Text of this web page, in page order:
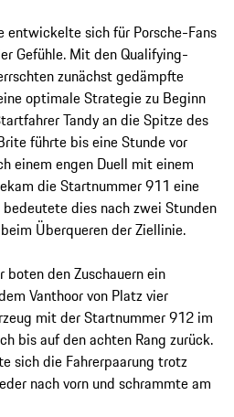
entwickelte sich für Porsche-Fans
Gefühle. Mit den Qualifying-
zunächst gedämpfte
optimale Strategie zu Beginn
Tandy an die Spitze des
führte bis eine Stunde vor
einem engen Duell mit einem
die Startnummer 911 eine
dies nach zwei Stunden
Überqueren der Ziellinie.
boten den Zuschauern ein
Vanthoor von Platz vier
mit der Startnummer 912 im
bis auf den achten Rang zurück.
sich die Fahrerpaarung trotz
nach vorn und schrammte am